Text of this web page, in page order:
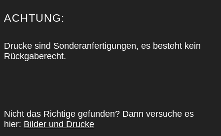
ACH­TUNG:
Dru­cke sind Son­der­an­fer­ti­gun­gen, es besteht kein
Rück­ga­be­recht.
Nicht das Rich­ti­ge gefun­den? Dann ver­su­che es
hier: Bil­der und Dru­cke